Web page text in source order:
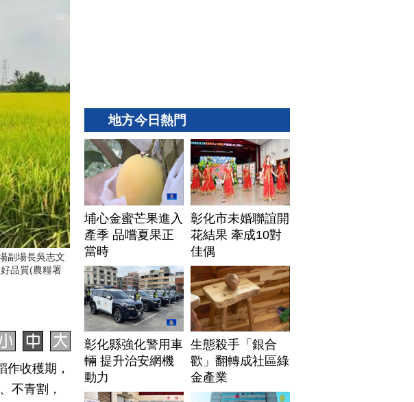
副場長吳志文
品質(農糧署
作收穫期，
不青割，
地方今日熱門
埔心金蜜芒果進入
產季 品嚐夏果正
當時
彰化市未婚聯誼開
花結果 牽成10對
佳偶
彰化縣強化警用車
輛 提升治安網機
動力
生態殺手「銀合
歡」翻轉成社區綠
金產業